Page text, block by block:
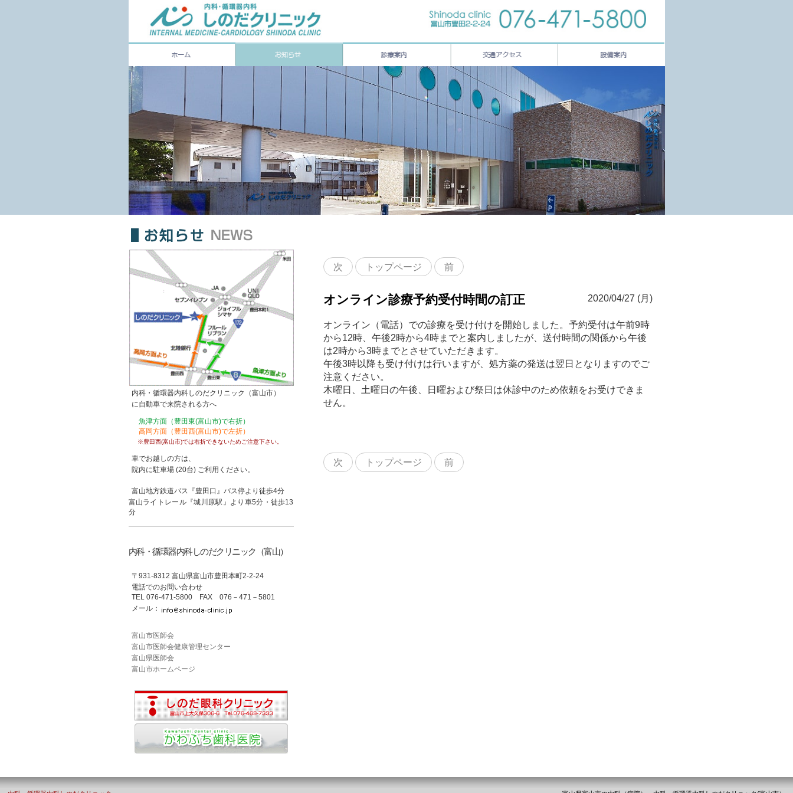
次 トップページ 前
オンライン診療予約受付時間の訂正 2020/04/27 (月)
オンライン（電話）での診療を受け付けを開始しました。予約受付は午前9時
から12時、午後2時から4時までと案内しましたが、送付時間の関係から午後
は2時から3時までとさせていただきます。
午後3時以降も受け付けは行いますが、処方薬の発送は翌日となりますのでご
注意ください。
木曜日、土曜日の午後、日曜および祭日は休診中のため依頼をお受けできま
せん。
次 トップページ 前
内科・循環器内科しのだクリニック（富山市）
に自動車で来院される方へ
魚津方面（豊田東(富山市)で右折）
高岡方面（豊田西(富山市)で左折）
※豊田西(富山市)では右折できないためご注意下さい。
車でお越しの方は、
院内に駐車場 (20台) ご利用ください。
富山地方鉄道バス『豊田口』バス停より徒歩4分
富山ライトレール『城川原駅』より車5分・徒歩13
分
内科・循環器内科しのだクリニック（富山）
〒931-8312 富山県富山市豊田本町2-2-24
電話でのお問い合わせ
TEL 076-471-5800FAX 076－471－5801
メール：
富山市医師会
富山市医師会健康管理センター
富山県医師会
富山市ホームページ